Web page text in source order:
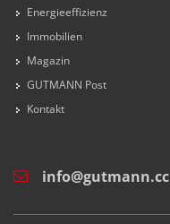
Energieeffizienz
Immobilien
Magazin
GUTMANN Post
Kontakt
info@gutmann.cc